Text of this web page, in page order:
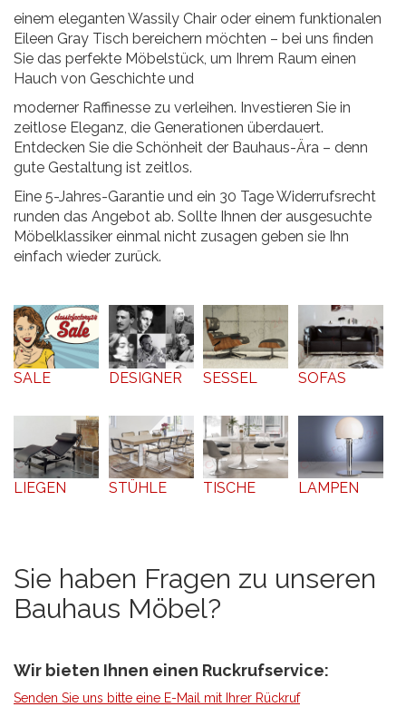
einem eleganten Wassily Chair oder einem funktionalen
Eileen Gray Tisch bereichern möchten – bei uns finden
Sie das perfekte Möbelstück, um Ihrem Raum einen
Hauch von Geschichte und
moderner Raffinesse zu verleihen. Investieren Sie in
zeitlose Eleganz, die Generationen überdauert.
Entdecken Sie die Schönheit der Bauhaus-Ära – denn
gute Gestaltung ist zeitlos.
Eine 5-Jahres-Garantie und ein 30 Tage Widerrufsrecht
runden das Angebot ab. Sollte Ihnen der ausgesuchte
Möbelklassiker einmal nicht zusagen geben sie Ihn
einfach wieder zurück.
SALE DESIGNER SESSEL SOFAS
LIEGEN STÜHLE TISCHE LAMPEN
Sie haben Fragen zu unseren
Bauhaus Möbel?
Wir bieten Ihnen einen Ruckrufservice:
Senden Sie uns bitte eine E-Mail mit Ihrer Rückruf